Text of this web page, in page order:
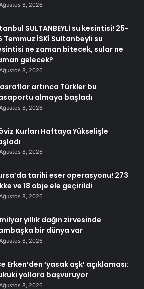
Ağustos 8, 2026
SULTANBEYLİ su kesintisi! 25-
Temmuz İSKİ Sultanbeyli su
ne zaman bitecek, sular ne
gelecek?
Ağustos 8, 2026
artınca Türkler bu
almaya başladı
Ağustos 8, 2026
Kurları Haftaya Yükselişle
Ağustos 8, 2026
tarihi eser operasyonu! 273
ve 18 obje ele geçirildi
Ağustos 8, 2026
yıllık dağın zirvesinde
bir dünya var
Ağustos 8, 2026
Erken’den ‘yasak aşk’ açıklaması:
yollara başvuruyor
Ağustos 8, 2026